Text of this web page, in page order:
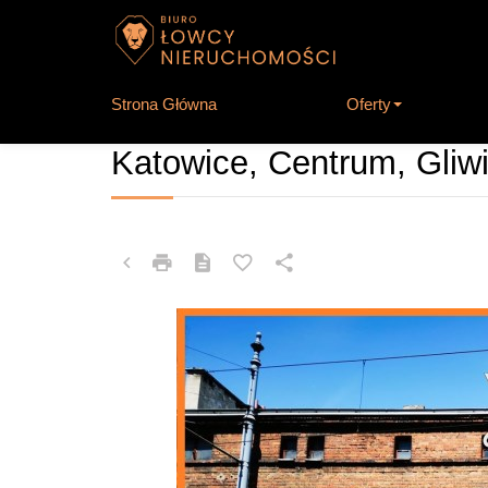
Strona Główna Oferty
Katowice, Centrum,